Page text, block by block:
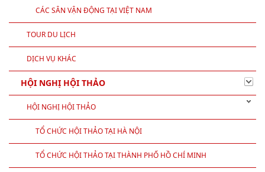
CÁC SÂN VẬN ĐỘNG TẠI VIỆT NAM
TOUR DU LỊCH
DỊCH VỤ KHÁC
HỘI NGHỊ HỘI THẢO
HỘI NGHỊ HỘI THẢO
TỔ CHỨC HỘI THẢO TẠI HÀ NỘI
TỔ CHỨC HỘI THẢO TẠI THÀNH PHỐ HỒ CHÍ MINH